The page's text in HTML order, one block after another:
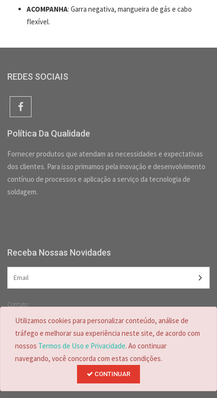
ACOMPANHA: Garra negativa, mangueira de gás e cabo
flexível.
REDES SOCIAIS
Política Da Qualidade
Fornecer produtos que atendam as necessidades e expectativas
dos clientes. Para isso primamos pela inovação e desenvolvimento
contínuo de processos e aplicação a serviço da tecnologia de
soldagem.
Receba Nossas Novidades
Contato:
(47) 99728-4635
© Copyright 2026.Desenvolvido por
Utilizamos cookies para personalizar conteúdo, análise de
tráfego e melhorar sua experiência neste site, de acordo com
nossos Termos de Uso e Privacidade. Ao continuar
navegando, você concorda com estas condições.
CONTINUAR